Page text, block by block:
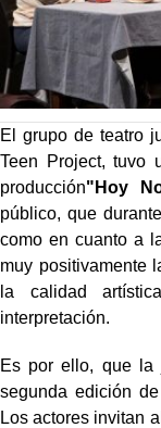
El grupo de teatro
Teen Project, tuvo
producción"Hoy
público, que
como en cuanto a
muy positivamente
la calidad
interpretación.
Es por ello, que la
segunda edición
Los actores invitan